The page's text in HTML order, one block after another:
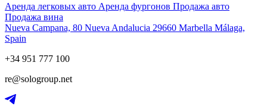
Аренда легковых авто Аренда фургонов Продажа авто
Продажа вина
Nueva Campana, 80 Nueva Andalucia 29660 Marbella Málaga,
Spain
+34 951 777 100
re@sologroup.net